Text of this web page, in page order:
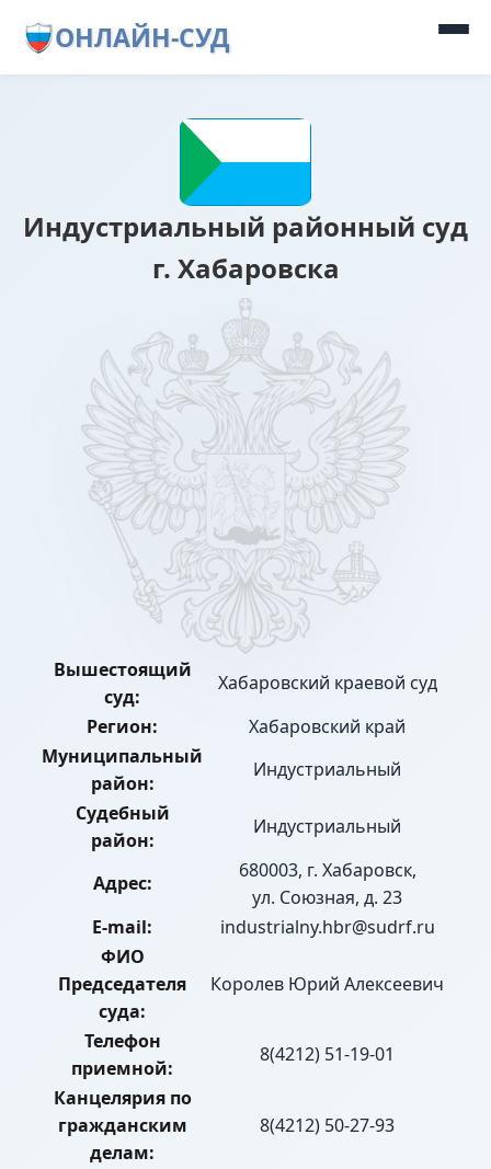
ОНЛАЙН-СУД
Индустриальный районный суд
г. Хабаровска
Вышестоящий
суд:
Хабаровский краевой суд
Регион:
Хабаровский край
Муниципальный
район:
Индустриальный
Судебный
район:
Индустриальный
Адрес:
680003, г. Хабаровск,
ул. Союзная, д. 23
E-mail:
industrialny.hbr@sudrf.ru
ФИО
Председателя
суда:
Королев Юрий Алексеевич
Телефон
приемной:
8(4212) 51-19-01
Канцелярия по
гражданским
делам:
8(4212) 50-27-93